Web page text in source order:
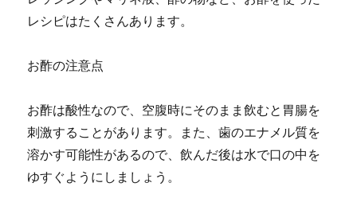
レシピはたくさんあります。
お酢の注意点
お酢は酸性なので、空腹時にそのまま飲むと胃腸を
刺激することがあります。また、歯のエナメル質を
溶かす可能性があるので、飲んだ後は水で口の中を
ゆすぐようにしましょう。